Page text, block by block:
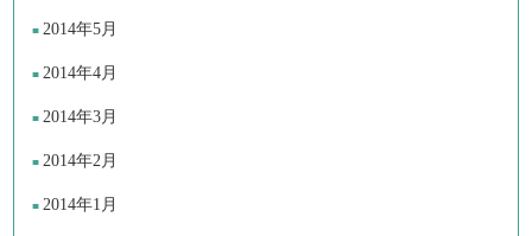
2014年5月
2014年4月
2014年3月
2014年2月
2014年1月